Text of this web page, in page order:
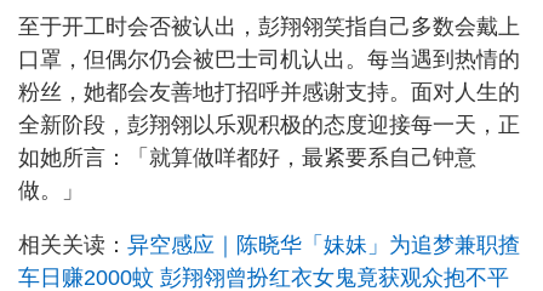
至于开工时会否被认出，彭翔翎笑指自己多数会戴上
口罩，但偶尔仍会被巴士司机认出。每当遇到热情的
粉丝，她都会友善地打招呼并感谢支持。面对人生的
全新阶段，彭翔翎以乐观积极的态度迎接每一天，正
如她所言：「就算做咩都好，最紧要系自己钟意
做。」
相关关读： 异空感应｜陈晓华「妹妹」为追梦兼职揸
车日赚2000蚊 彭翔翎曾扮红衣女鬼竟获观众抱不平